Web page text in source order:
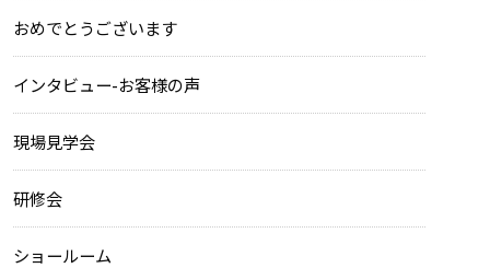
おめでとうございます
インタビュー-お客様の声
現場見学会
研修会
ショールーム